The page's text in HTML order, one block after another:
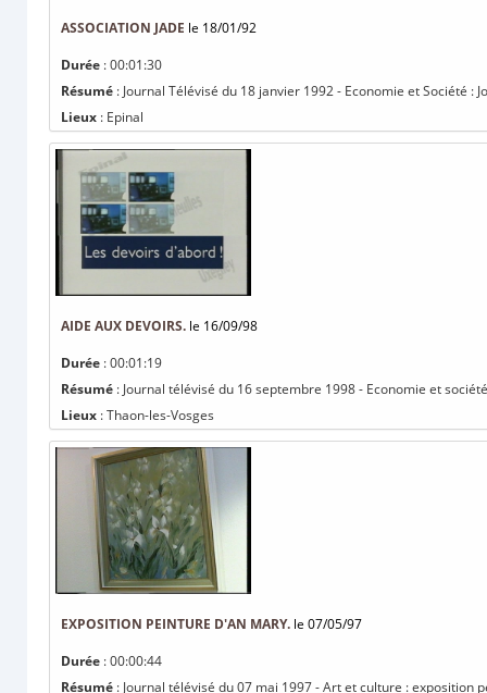
ASSOCIATION JADE le 18/01/92
Durée : 00:01:30
Résumé : Journal Télévisé du 18 janvier 1992 - Economie et Société :
Lieux : Epinal
AIDE AUX DEVOIRS. le 16/09/98
Durée : 00:01:19
Résumé : Journal télévisé du 16 septembre 1998 - Economie et
Lieux : Thaon-les-Vosges
EXPOSITION PEINTURE D'AN MARY. le 07/05/97
Durée : 00:00:44
Résumé : Journal télévisé du 07 mai 1997 - Art et culture : exposition